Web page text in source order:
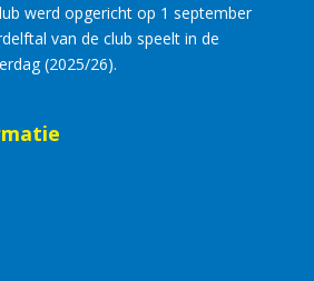
werd opgericht op 1 september
van de club speelt in de
(2025/26).